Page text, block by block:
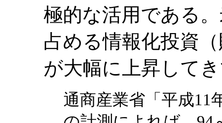
極的な活用である
占める情報化投資
が大幅に上昇して
通商産業省「平成11